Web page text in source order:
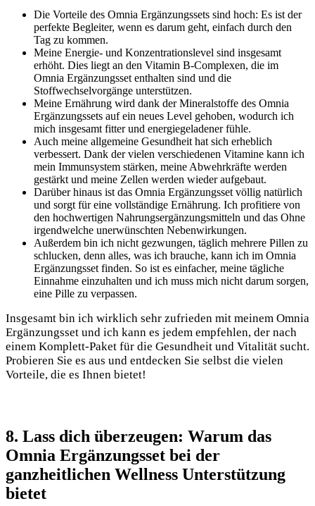
Die Vorteile des Omnia Ergänzungssets sind hoch: Es ist der
perfekte Begleiter, wenn es darum geht, einfach durch den
Tag zu kommen.
Meine Energie- und Konzentrationslevel sind insgesamt
erhöht. Dies liegt an den Vitamin B-Complexen, die im
Omnia Ergänzungsset enthalten sind und die
Stoffwechselvorgänge unterstützen.
Meine Ernährung wird dank der Mineralstoffe des Omnia
Ergänzungssets auf ein neues Level gehoben, wodurch ich
mich insgesamt fitter und energiegeladener fühle.
Auch meine allgemeine Gesundheit hat sich erheblich
verbessert. Dank der vielen verschiedenen Vitamine kann ich
mein Immunsystem stärken, meine Abwehrkräfte werden
gestärkt und meine Zellen werden wieder aufgebaut.
Darüber hinaus ist das Omnia Ergänzungsset völlig natürlich
und sorgt für eine vollständige Ernährung. Ich profitiere von
den hochwertigen Nahrungsergänzungsmitteln und das Ohne
irgendwelche unerwünschten Nebenwirkungen.
Außerdem bin ich nicht gezwungen, täglich mehrere Pillen zu
schlucken, denn alles, was ich brauche, kann ich im Omnia
Ergänzungsset finden. So ist es einfacher, meine tägliche
Einnahme einzuhalten und ich muss mich nicht darum sorgen,
eine Pille zu verpassen.
Insgesamt bin ich wirklich sehr zufrieden mit meinem Omnia
Ergänzungsset und ich kann es jedem empfehlen, der nach
einem Komplett-Paket für die Gesundheit und Vitalität sucht.
Probieren Sie es aus und entdecken Sie selbst die vielen
Vorteile, die es Ihnen bietet!
8. Lass dich überzeugen: Warum das
Omnia Ergänzungsset bei der
ganzheitlichen Wellness Unterstützung
bietet